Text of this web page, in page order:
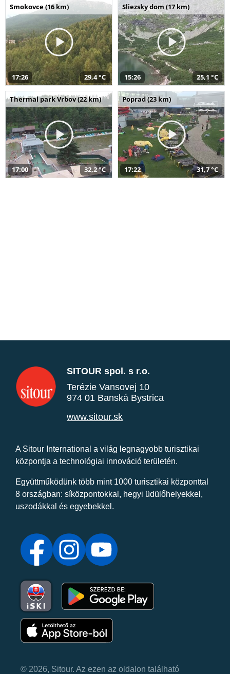
Smokovce (16 km)
17:26 29,4 °C
Sliezsky dom (17 km)
15:26 25,1 °C
Thermal park Vrbov (22 km)
17:00 32,2 °C
Poprad (23 km)
17:22 31,7 °C
SITOUR spol. s r.o.
Terézie Vansovej 10
974 01 Banská Bystrica
www.sitour.sk
A Sitour International a világ legnagyobb turisztikai
központja a technológiai innováció területén.
Együttműködünk több mint 1000 turisztikai központtal
8 országban: síközpontokkal, hegyi üdülőhelyekkel,
uszodákkal és egyebekkel.
© 2026, Sitour. Az ezen az oldalon található